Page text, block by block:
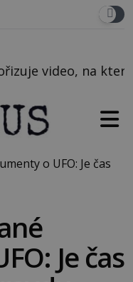
před jeho vozem
o UFO: Je čas
Je čas